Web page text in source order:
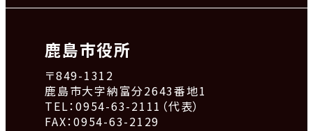
鹿島市役所
〒849-1312
鹿島市大字納富分2643番地1
TEL：0954-63-2111（代表）
FAX：0954-63-2129